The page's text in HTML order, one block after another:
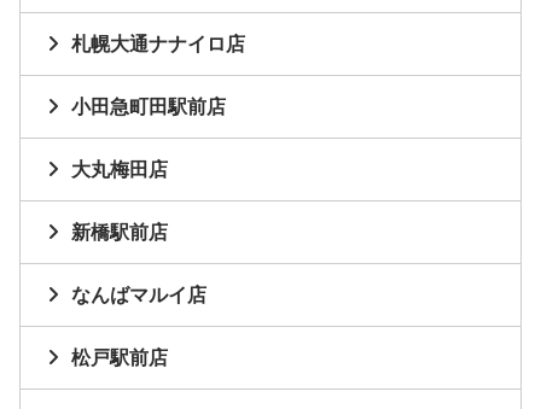
札幌大通ナナイロ店
小田急町田駅前店
大丸梅田店
新橋駅前店
なんばマルイ店
松戸駅前店